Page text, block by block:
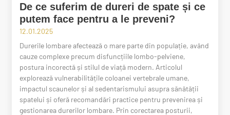
De ce suferim de dureri de spate și ce
putem face pentru a le preveni?
12.01.2025
Durerile lombare afectează o mare parte din populație, având
cauze complexe precum disfuncțiile lombo-pelviene,
postura incorectă și stilul de viață modern. Articolul
explorează vulnerabilitățile coloanei vertebrale umane,
impactul scaunelor și al sedentarismului asupra sănătății
spatelui și oferă recomandări practice pentru prevenirea și
gestionarea durerilor lombare. Prin corectarea posturii,